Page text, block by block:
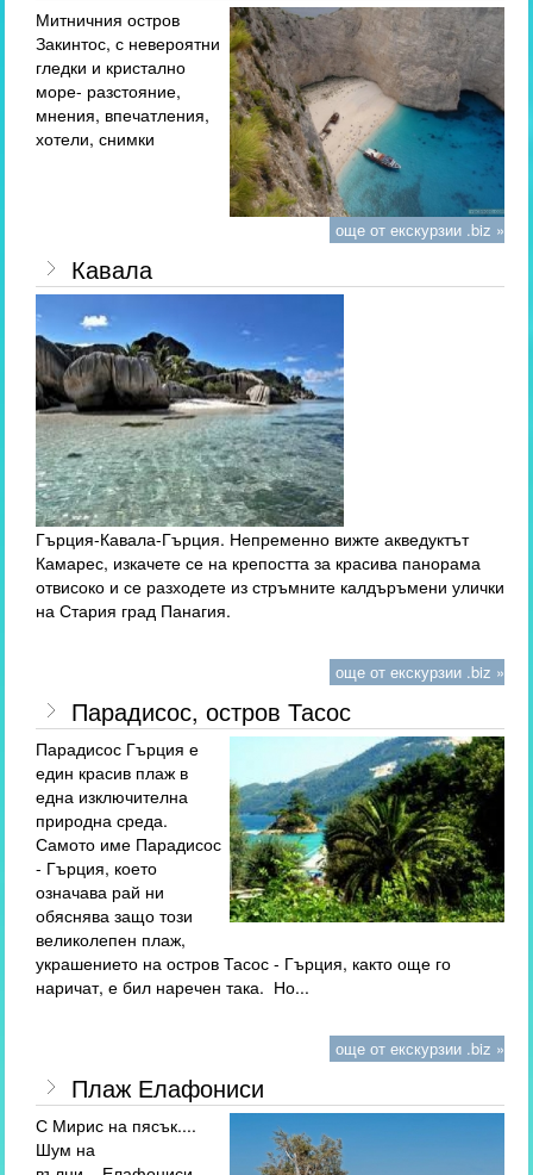
Митничния остров
Закинтос, с невероятни
гледки и кристално
море- разстояние,
мнения, впечатления,
хотели, снимки
още от екскурзии .biz »
Кавала
Гърция-Кавала-Гърция. Непременно вижте акведуктът
Камарес, изкачете се на крепостта за красива панорама
отвисоко и се разходете из стръмните калдъръмени улички
на Стария град Панагия.
още от екскурзии .biz »
Парадисос, остров Тасос
Парадисос Гърция е
един красив плаж в
една изключителна
природна среда.
Самото име Парадисос
- Гърция, което
означава рай ни
обяснява защо този
великолепен плаж,
украшението на остров Тасос - Гърция, както още го
наричат, е бил наречен така. Но...
още от екскурзии .biz »
Плаж Елафониси
С Мирис на пясък....
Шум на